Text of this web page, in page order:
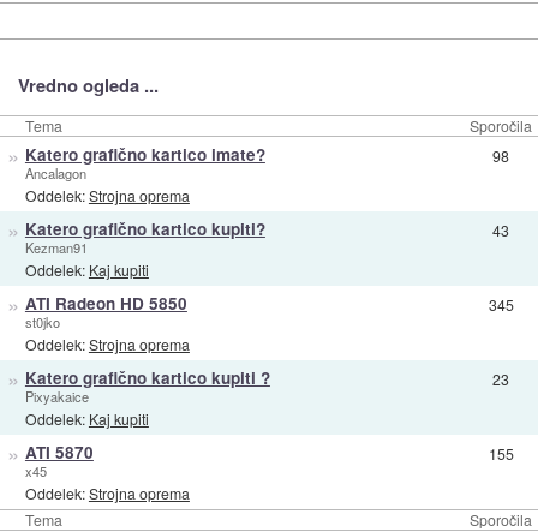
Vredno ogleda ...
Tema Sporočila
Tema Sporočila
» Katero grafično kartico imate?
Ancalagon
Oddelek:Strojna oprema
98
» Katero grafično kartico kupiti?
Kezman91
Oddelek: Kaj kupiti
43
» ATI Radeon HD 5850
st0jko
Oddelek:Strojna oprema
345
» Katero grafično kartico kupiti ?
Pixyakaice
Oddelek: Kaj kupiti
23
» ATI 5870
x45
Oddelek:Strojna oprema
155